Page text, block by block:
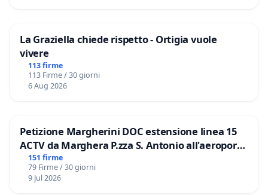
La Graziella chiede rispetto - Ortigia vuole
vivere
113 firme
113 Firme / 30 giorni
6 Aug 2026
Petizione Margherini DOC estensione linea 15
ACTV da Marghera P.zza S. Antonio all'aeroporto
Marco Polo tariffa a € 1,50
151 firme
79 Firme / 30 giorni
9 Jul 2026